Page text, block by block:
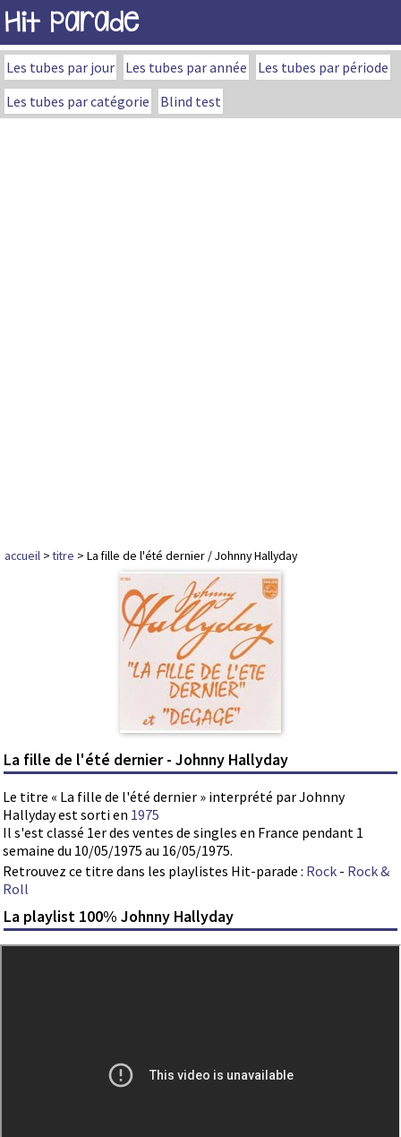
Hit Parade
Les tubes par jour Les tubes par année
Les tubes par période
Les tubes par catégorie
Blind test
accueil >titre > La fille de l'été dernier / Johnny Hallyday
La fille de l'été dernier - Johnny Hallyday
Le titre « La fille de l'été dernier » interprété par Johnny
Hallyday est sorti en 1975
Il s'est classé 1er des ventes de singles en France pendant 1
semaine du 10/05/1975 au 16/05/1975.
Retrouvez ce titre dans les playlistes Hit-parade : Rock - Rock &
Roll
La playlist 100% Johnny Hallyday